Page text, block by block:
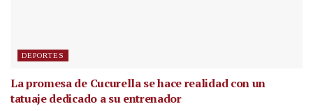
DEPORTES
La promesa de Cucurella se hace realidad con un
tatuaje dedicado a su entrenador